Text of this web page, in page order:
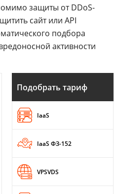
защиты от DDoS-
сайт или API
подбора
активности
Подобрать тариф
IaaS
IaaS ФЗ-152
VPSVDS